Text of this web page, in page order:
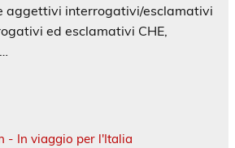
aggettivi interrogativi/esclamativi
ed esclamativi CHE,
- In viaggio per l'Italia